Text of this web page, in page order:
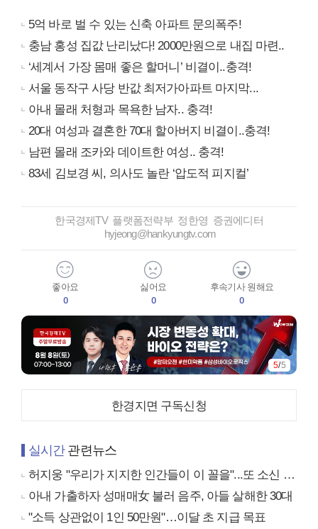
5억 바로 벌 수 있는 신축 아파트 문의폭주!
충남 홍성 집값 난리났다! 2000만원으로 내집 마련..
‘세계서 가장 몸매 좋은 할머니’ 비결이..충격!
서울 동작구 사당 반값 최저가아파트 마지막...
아내 몰래 처형과 목욕한 남자.. 충격!
20대 여성과 결혼한 70대 할아버지 비결이..충격!
남편 몰래 조카와 데이트한 여성.. 충격!
83세 김보경 씨, 의사도 놀란 ‘압도적 피지컬’
한국경제TV 플랫폼전략부 정한영 증권에디터
hyjeong@hankyungtv.com
좋아요
0
싫어요
0
후속기사 원해요
0
5/5
한경지면 구독신청
실시간관련뉴스
허지웅 "우리가 지지한 인간들이 이 꼴을"...또 소신 발언
아내 가출하자 성매매女 불러 음주, 아들 살해한 30대
"소득 상관없이 1인 50만원"…이달 초 지급 목표